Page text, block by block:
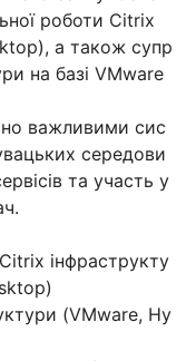
роботи Citrix
а також супр
на базі VMware
важливими сис
середови
та участь у
інфраструкту
(VMware, Hy